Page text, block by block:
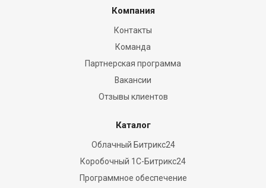
Компания
Контакты
Команда
Партнерская программа
Вакансии
Отзывы клиентов
Каталог
Облачный Битрикс24
Коробочный 1С-Битрикс24
Программное обеспечение